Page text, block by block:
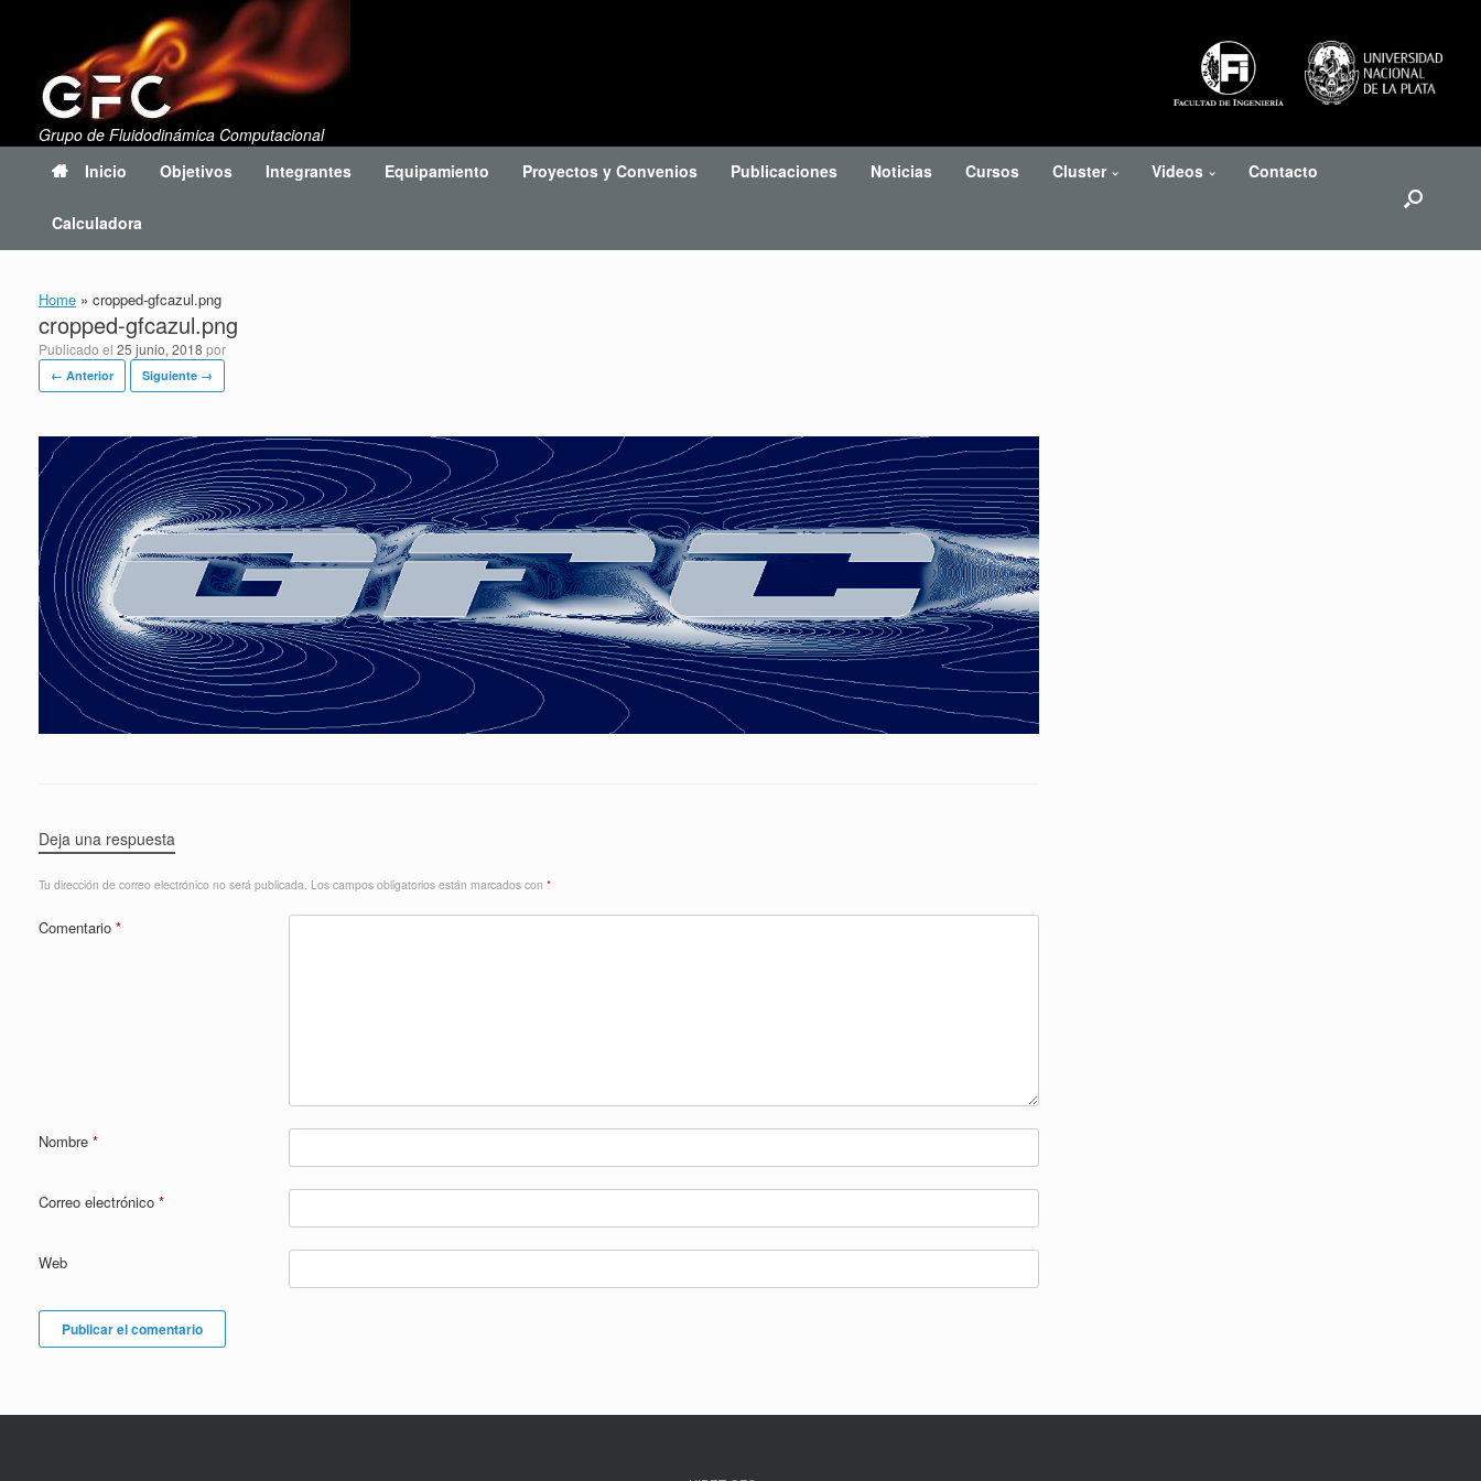
Grupo de Fluidodinámica Computacional
Inicio
Objetivos Integrantes Equipamiento Proyectos y Convenios Publicaciones Noticias Cursos Cluster Videos Contacto
Calculadora
Home » cropped-gfcazul.png
cropped-gfcazul.png
Publicado el 25 junio, 2018 por
← Anterior Siguiente →
Deja una respuesta
Tu dirección de correo electrónico no será publicada. Los campos obligatorios están marcados con *
Comentario *
Nombre *
Correo electrónico *
Web